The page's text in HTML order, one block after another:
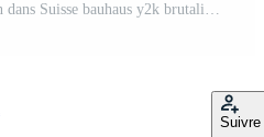
des billets modèles conception dans Suisse bauhaus y2k brutaliste style. géométrique coloré maquette coupon avec primitif formes modèle. sur invitation pour événement, festivals, concert Vecteur Pro
Suivre